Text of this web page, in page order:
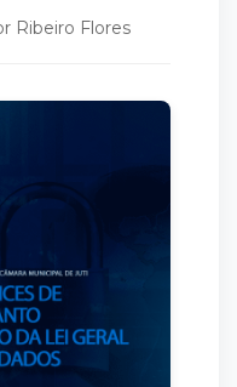
Ribeiro Flores